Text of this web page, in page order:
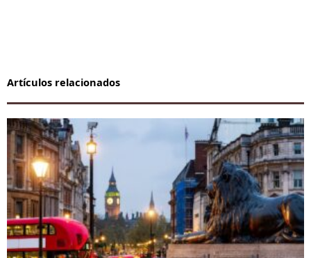
Artículos relacionados